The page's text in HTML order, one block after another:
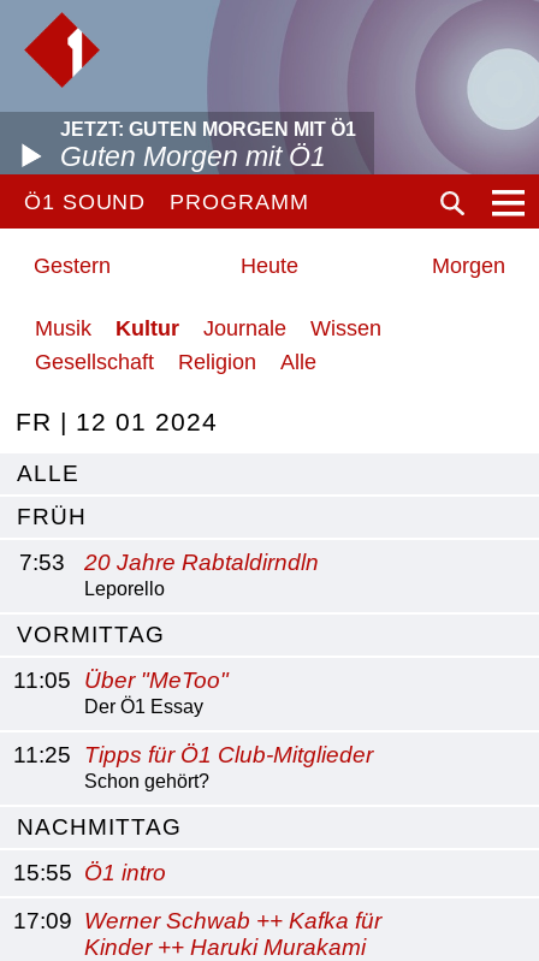
JETZT: GUTEN MORGEN MIT Ö1
Guten Morgen mit Ö1
Ö1 SOUND PROGRAMM
Gestern Heute Morgen
Musik Kultur Journale
Wissen
Gesellschaft
Religion Alle
FR | 12 01 2024
ALLE
FRÜH
7:53
20 Jahre Rabtaldirndln
Leporello
VORMITTAG
11:05
Über "MeToo"
Der Ö1 Essay
11:25 Tipps für Ö1 Club-Mitglieder
Schon gehört?
NACHMITTAG
15:55 Ö1 intro
17:09 Werner Schwab ++ Kafka für
Kinder ++ Haruki Murakami